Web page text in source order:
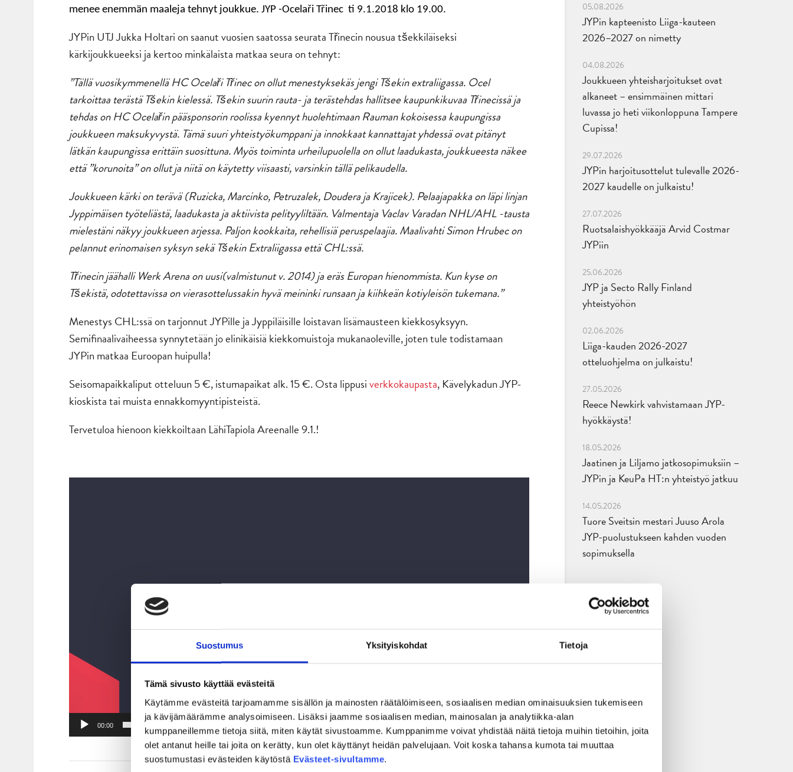
Suostumus Yksityiskohdat Tietoja
Tämä sivusto käyttää evästeitä
Käytämme evästeitä tarjoamamme sisällön ja mainosten räätälöimiseen, sosiaalisen median ominaisuuksien tukemiseen
ja kävijämäärämme analysoimiseen. Lisäksi jaamme sosiaalisen median, mainosalan ja analytiikka-alan
kumppaneillemme tietoja siitä, miten käytät sivustoamme. Kumppanimme voivat yhdistää näitä tietoja muihin tietoihin, joita
olet antanut heille tai joita on kerätty, kun olet käyttänyt heidän palvelujaan. Voit koska tahansa kumota tai muuttaa
suostumustasi evästeiden käytöstä Evästeet-sivultamme.
menee enemmän maaleja tehnyt joukkue. JYP -Ocelaři Třinec ti 9.1.2018 klo 19.00.
JYPin UTJ Jukka Holtari on saanut vuosien saatossa seurata Třinecin nousua tšekkiläiseksi
kärkijoukkueeksi ja kertoo minkälaista matkaa seura on tehnyt:
”Tällä vuosikymmenellä HC Ocelaři Třinec on ollut menestyksekäs jengi Tšekin extraliigassa. Ocel
tarkoittaa terästä Tšekin kielessä. Tšekin suurin rauta- ja terästehdas hallitsee kaupunkikuvaa Třinecissä ja
tehdas on HC Ocelařin pääsponsorin roolissa kyennyt huolehtimaan Rauman kokoisessa kaupungissa
joukkueen maksukyvystä. Tämä suuri yhteistyökumppani ja innokkaat kannattajat yhdessä ovat pitänyt
lätkän kaupungissa erittäin suosittuna. Myös toiminta urheilupuolella on ollut laadukasta, joukkueesta näkee
että ”korunoita” on ollut ja niitä on käytetty viisaasti, varsinkin tällä pelikaudella.
Joukkueen kärki on terävä (Ruzicka, Marcinko, Petruzalek, Doudera ja Krajicek). Pelaajapakka on läpi linjan
Jyppimäisen työteliästä, laadukasta ja aktiivista pelityyliltään. Valmentaja Vaclav Varadan NHL/AHL -tausta
mielestäni näkyy joukkueen arjessa. Paljon kookkaita, rehellisiä peruspelaajia. Maalivahti Simon Hrubec on
pelannut erinomaisen syksyn sekä Tšekin Extraliigassa että CHL:ssä.
Třinecin jäähalli Werk Arena on uusi(valmistunut v. 2014) ja eräs Europan hienommista. Kun kyse on
Tšekistä, odotettavissa on vierasottelussakin hyvä meininki runsaan ja kiihkeän kotiyleisön tukemana.”
Menestys CHL:ssä on tarjonnut JYPille ja Jyppiläisille loistavan lisämausteen kiekkosyksyyn.
Semifinaalivaiheessa synnytetään jo elinikäisiä kiekkomuistoja mukanaoleville, joten tule todistamaan
JYPin matkaa Euroopan huipulla!
Seisomapaikkaliput otteluun 5 €, istumapaikat alk. 15 €. Osta lippusiverkkokaupasta, Kävelykadun JYP-
kioskista tai muista ennakkomyyntipisteistä.
Tervetuloa hienoon kiekkoiltaan LähiTapiola Areenalle 9.1.!
00:00
05.08.2026
JYPin kapteenisto Liiga-kauteen
2026–2027 on nimetty
04.08.2026
Joukkueen yhteisharjoitukset ovat
alkaneet – ensimmäinen mittari
luvassa jo heti viikonloppuna Tampere
Cupissa!
29.07.2026
JYPin harjoitusottelut tulevalle 2026-
2027 kaudelle on julkaistu!
27.07.2026
Ruotsalaishyökkääjä Arvid Costmar
JYPiin
25.06.2026
JYP ja Secto Rally Finland
yhteistyöhön
02.06.2026
Liiga-kauden 2026-2027
otteluohjelma on julkaistu!
27.05.2026
Reece Newkirk vahvistamaan JYP-
hyökkäystä!
18.05.2026
Jaatinen ja Liljamo jatkosopimuksiin –
JYPin ja KeuPa HT:n yhteistyö jatkuu
14.05.2026
Tuore Sveitsin mestari Juuso Arola
JYP-puolustukseen kahden vuoden
sopimuksella